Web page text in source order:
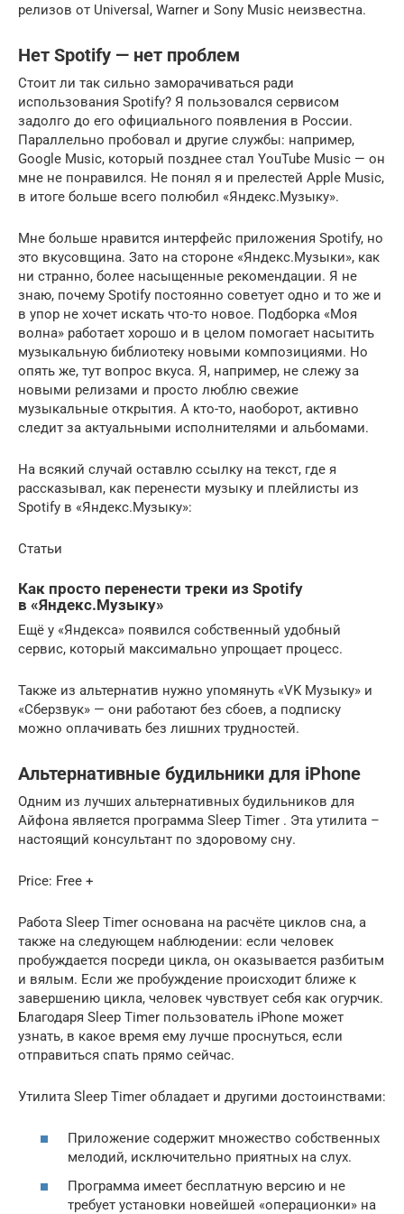
релизов от Universal, Warner и Sony Music неизвестна.
Нет Spotify — нет проблем
Стоит ли так сильно заморачиваться ради
использования Spotify? Я пользовался сервисом
задолго до его официального появления в России.
Параллельно пробовал и другие службы: например,
Google Music, который позднее стал YouTube Music — он
мне не понравился. Не понял я и прелестей Apple Music,
в итоге больше всего полюбил «Яндекс.Музыку».
Мне больше нравится интерфейс приложения Spotify, но
это вкусовщина. Зато на стороне «Яндекс.Музыки», как
ни странно, более насыщенные рекомендации. Я не
знаю, почему Spotify постоянно советует одно и то же и
в упор не хочет искать что-то новое. Подборка «Моя
волна» работает хорошо и в целом помогает насытить
музыкальную библиотеку новыми композициями. Но
опять же, тут вопрос вкуса. Я, например, не слежу за
новыми релизами и просто люблю свежие
музыкальные открытия. А кто-то, наоборот, активно
следит за актуальными исполнителями и альбомами.
На всякий случай оставлю ссылку на текст, где я
рассказывал, как перенести музыку и плейлисты из
Spotify в «Яндекс.Музыку»:
Статьи
Как просто перенести треки из Spotify
в «Яндекс.Музыку»
Ещё у «Яндекса» появился собственный удобный
сервис, который максимально упрощает процесс.
Также из альтернатив нужно упомянуть «VK Музыку» и
«Сберзвук» — они работают без сбоев, а подписку
можно оплачивать без лишних трудностей.
Альтернативные будильники для iPhone
Одним из лучших альтернативных будильников для
Айфона является программа Sleep Timer . Эта утилита –
настоящий консультант по здоровому сну.
Price: Free +
Работа Sleep Timer основана на расчёте циклов сна, а
также на следующем наблюдении: если человек
пробуждается посреди цикла, он оказывается разбитым
и вялым. Если же пробуждение происходит ближе к
завершению цикла, человек чувствует себя как огурчик.
Благодаря Sleep Timer пользователь iPhone может
узнать, в какое время ему лучше проснуться, если
отправиться спать прямо сейчас.
Утилита Sleep Timer обладает и другими достоинствами:
Приложение содержит множество собственных
мелодий, исключительно приятных на слух.
Программа имеет бесплатную версию и не
требует установки новейшей «операционки» на